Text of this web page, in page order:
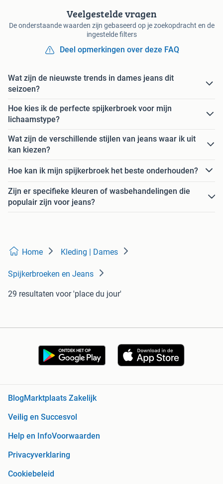
Veelgestelde vragen
De onderstaande waarden zijn gebaseerd op je zoekopdracht en de
ingestelde filters
Deel opmerkingen over deze FAQ
Wat zijn de nieuwste trends in dames jeans dit
seizoen?
Hoe kies ik de perfecte spijkerbroek voor mijn
lichaamstype?
Wat zijn de verschillende stijlen van jeans waar ik uit
kan kiezen?
Hoe kan ik mijn spijkerbroek het beste onderhouden?
Zijn er specifieke kleuren of wasbehandelingen die
populair zijn voor jeans?
Home Kleding | Dames
Spijkerbroeken en Jeans
29 resultaten voor 'place du jour'
Blog Marktplaats Zakelijk
Veilig en Succesvol
Help en InfoVoorwaarden
Privacyverklaring
Cookiebeleid